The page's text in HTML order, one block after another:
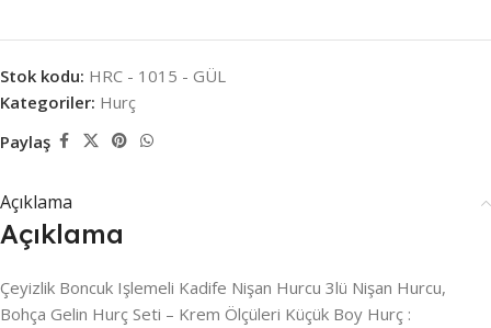
Stok kodu: HRC - 1015 - GÜL
Kategoriler: Hurç
Paylaş
Açıklama
Açıklama
Çeyizlik Boncuk Işlemeli Kadife Nişan Hurcu 3lü Nişan Hurcu,
Bohça Gelin Hurç Seti – Krem Ölçüleri Küçük Boy Hurç :